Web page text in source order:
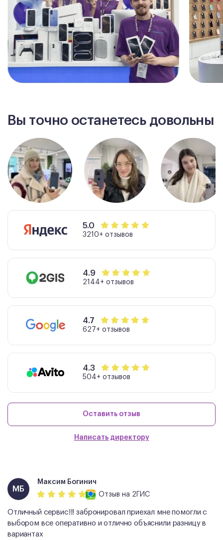
Вы точно останетесь довольны
5.0
3210+ отзывов
4.9
2144+ отзывов
4.7
627+ отзывов
4.3
504+ отзывов
Оставить отзыв
Написать директору
МБ
Максим Богинич
Отзыв на 2ГИС
Отличный сервис!!! забронировал приехал мне помогли с
выбором все оперативно и отлично объяснили разницу в
вариантах